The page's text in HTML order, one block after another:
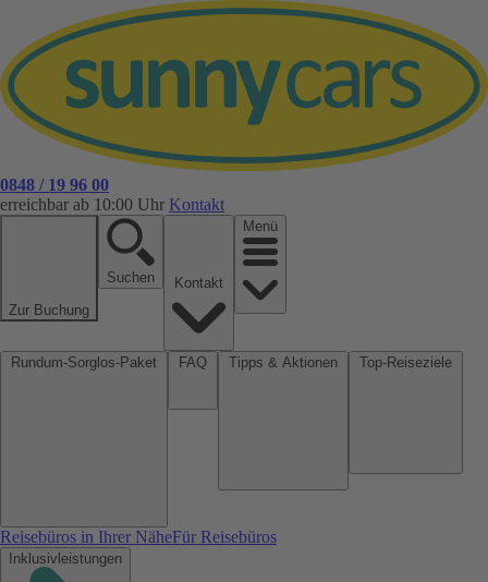
0848 / 19 96 00
erreichbar ab 10:00 Uhr Kontakt
Zur Buchung
Suchen
Menü
Reisebüros in Ihrer NäheFür Reisebüros
Inklusivleistungen